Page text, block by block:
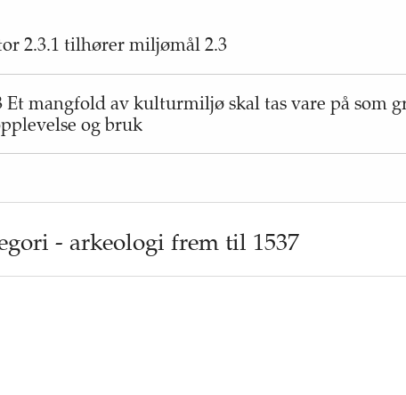
2.3.1 tilhører miljømål 2.3
Et mangfold av kulturmiljø skal tas vare på som
og bruk
- arkeologi frem til 1537